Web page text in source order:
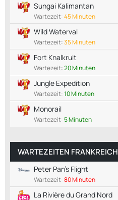
Sungai Kalimantan
Wartezeit:45 Minuten
Wild Waterval
Wartezeit:35 Minuten
Fort Knalkruit
Wartezeit:20 Minuten
Jungle Expedition
Wartezeit:10 Minuten
Monorail
Wartezeit:5 Minuten
WARTEZEITEN FRANKREICH
Peter Pan's Flight
Wartezeit:80 Minuten
La Rivière du Grand Nord